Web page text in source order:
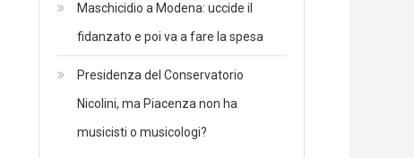
Maschicidio a Modena: uccide il
fidanzato e poi va a fare la spesa
Presidenza del Conservatorio
Nicolini, ma Piacenza non ha
musicisti o musicologi?